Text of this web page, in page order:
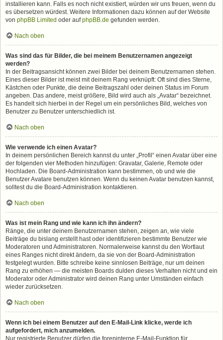
installieren kann. Falls es noch nicht existiert, würden wir uns freuen, wenn du
es übersetzen würdest. Weitere Informationen dazu können auf der Website
von phpBB Limited oder aufphpBB.de gefunden werden.
Nach oben
Was sind das für Bilder, die bei meinem Benutzernamen angezeigt
werden?
In der Beitragsansicht können zwei Bilder bei deinem Benutzernamen stehen.
Eines dieser Bilder ist meist mit deinem Rang verknüpft: Oft sind dies Sterne,
Kästchen oder Punkte, die deine Beitragszahl oder deinen Status im Forum
angeben. Das andere, meist größere, Bild wird auch als „Avatar“ bezeichnet.
Es handelt sich hierbei in der Regel um ein persönliches Bild, welches von
Benutzer zu Benutzer unterschiedlich ist.
Nach oben
Wie verwende ich einen Avatar?
In deinem persönlichen Bereich kannst du unter „Profil“ einen Avatar über eine
der folgenden vier Methoden hinzufügen: Gravatar, Galerie, Remote oder
Hochladen. Die Board-Administration kann bestimmen, ob und wie die
Benutzer Avatare benutzen können. Wenn du keinen Avatar benutzen kannst,
solltest du die Board-Administration kontaktieren.
Nach oben
Was ist mein Rang und wie kann ich ihn ändern?
Ränge, die unter deinem Benutzernamen stehen, zeigen an, wie viele
Beiträge du bislang erstellt hast oder identifizieren bestimmte Benutzer wie
Moderatoren und Administratoren. Normalerweise kannst du den Wortlaut
eines Ranges nicht direkt ändern, da sie von der Board-Administration
festgelegt wurden. Bitte schreibe keine sinnlosen Beiträge, nur um deinen
Rang zu erhöhen — die meisten Boards dulden dieses Verhalten nicht und ein
Moderator oder Administrator wird deinen Rang unter Umständen einfach
wieder zurücksetzen.
Nach oben
Wenn ich bei einem Benutzer auf den E-Mail-Link klicke, werde ich
aufgefordert, mich anzumelden.
Nur registrierte Benutzer dürfen die foreninterne E-Mail-Funktion für